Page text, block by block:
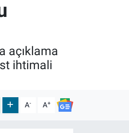
açıklama
ihtimali
A- A+